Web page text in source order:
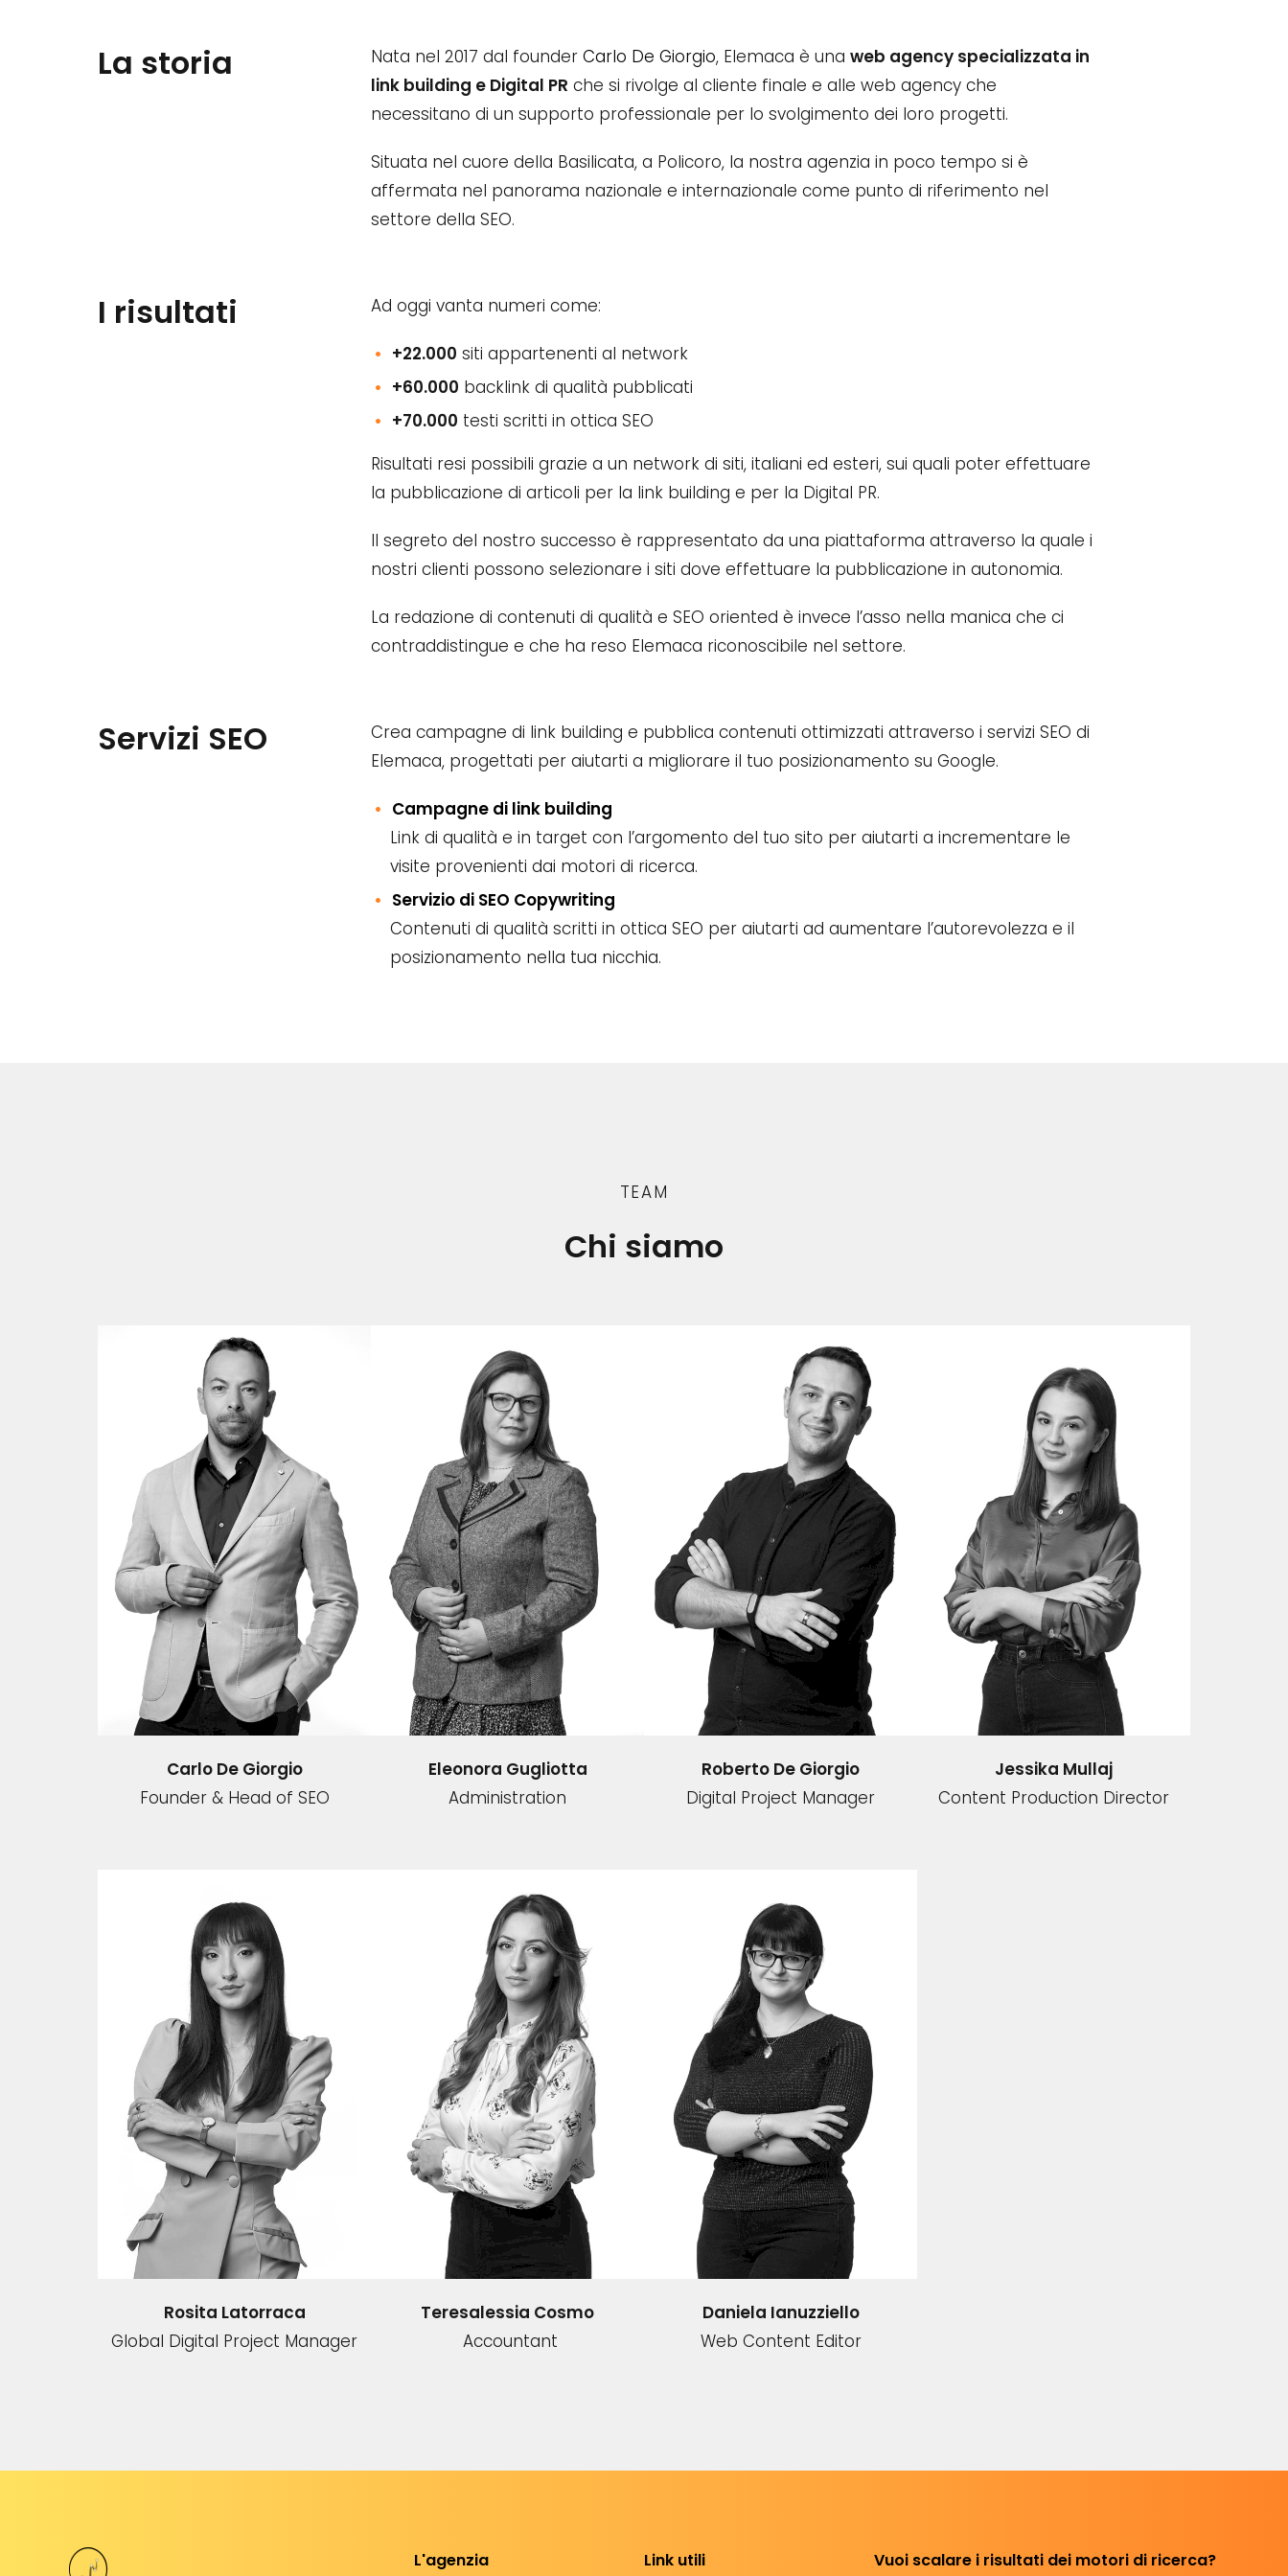
La storia Nata nel 2017 dal founder Carlo De Giorgio, Elemaca è una web agency specializzata in
link building e Digital PR che si rivolge al cliente finale e alle web agency che
necessitano di un supporto professionale per lo svolgimento dei loro progetti.
Situata nel cuore della Basilicata, a Policoro, la nostra agenzia in poco tempo si è
affermata nel panorama nazionale e internazionale come punto di riferimento nel
settore della SEO.
I risultati Ad oggi vanta numeri come:
+22.000 siti appartenenti al network
+60.000 backlink di qualità pubblicati
+70.000 testi scritti in ottica SEO
Risultati resi possibili grazie a un network di siti, italiani ed esteri, sui quali poter effettuare
la pubblicazione di articoli per la link building e per la Digital PR.
Il segreto del nostro successo è rappresentato da una piattaforma attraverso la quale i
nostri clienti possono selezionare i siti dove effettuare la pubblicazione in autonomia.
La redazione di contenuti di qualità e SEO oriented è invece l’asso nella manica che ci
contraddistingue e che ha reso Elemaca riconoscibile nel settore.
Servizi SEO
Crea campagne di link building e pubblica contenuti ottimizzati attraverso i servizi SEO di
Elemaca, progettati per aiutarti a migliorare il tuo posizionamento su Google.
Campagne di link building
Link di qualità e in target con l’argomento del tuo sito per aiutarti a incrementare le
visite provenienti dai motori di ricerca.
Servizio di SEO Copywriting
Contenuti di qualità scritti in ottica SEO per aiutarti ad aumentare l’autorevolezza e il
posizionamento nella tua nicchia.
TEAM
Chi siamo
Carlo De Giorgio
Founder & Head of SEO
Eleonora Gugliotta
Administration
Roberto De Giorgio
Digital Project Manager
Jessika Mullaj
Content Production Director
Rosita Latorraca
Global Digital Project Manager
Teresalessia Cosmo
Accountant
Daniela Ianuzziello
Web Content Editor
L'agenzia Link utili Vuoi scalare i risultati dei motori di ricerca?